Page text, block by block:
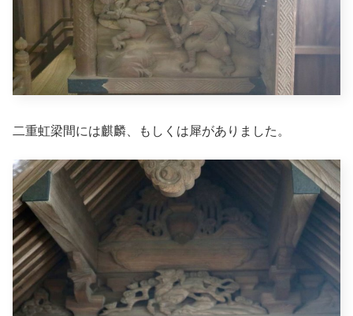
二重虹梁間には麒麟、もしくは犀がありました。